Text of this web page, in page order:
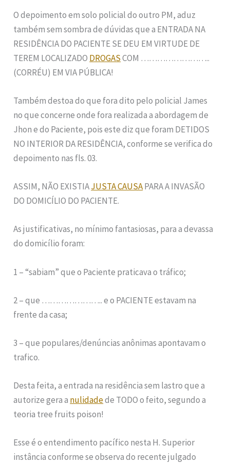
O depoimento em solo policial do outro PM, aduz
também sem sombra de dúvidas que a ENTRADA NA
RESIDÊNCIA DO PACIENTE SE DEU EM VIRTUDE DE
TEREM LOCALIZADO DROGASCOM ……………………..
(CORRÉU) EM VIA PÚBLICA!
Também destoa do que fora dito pelo policial James
no que concerne onde fora realizada a abordagem de
Jhon e do Paciente, pois este diz que foram DETIDOS
NO INTERIOR DA RESIDÊNCIA, conforme se verifica do
depoimento nas fls. 03.
ASSIM, NÃO EXISTIAJUSTA CAUSAPARA A INVASÃO
DO DOMICÍLIO DO PACIENTE.
As justificativas, no mínimo fantasiosas, para a devassa
do domicílio foram:
1 – “sabiam” que o Paciente praticava o tráfico;
2 – que ………………….. e o PACIENTE estavam na
frente da casa;
3 – que populares/denúncias anônimas apontavam o
trafico.
Desta feita, a entrada na residência sem lastro que a
autorize gera a nulidadede TODO o feito, segundo a
teoria tree fruits poison!
Esse é o entendimento pacífico nesta H. Superior
instância conforme se observa do recente julgado